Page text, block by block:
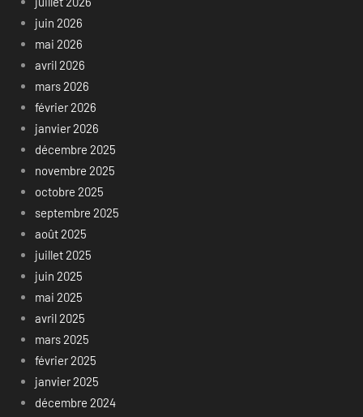
juin 2026
mai 2026
avril 2026
mars 2026
février 2026
janvier 2026
décembre 2025
novembre 2025
octobre 2025
septembre 2025
août 2025
juillet 2025
juin 2025
mai 2025
avril 2025
mars 2025
février 2025
janvier 2025
décembre 2024